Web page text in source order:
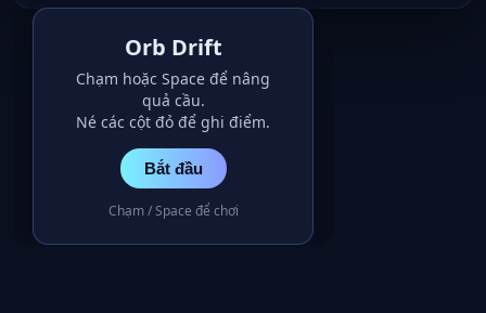
Orb Drift
Chạm hoặc Space để nâng
quả cầu.
Né các cột đỏ để ghi điểm.
Bắt đầu
Chạm / Space để chơi